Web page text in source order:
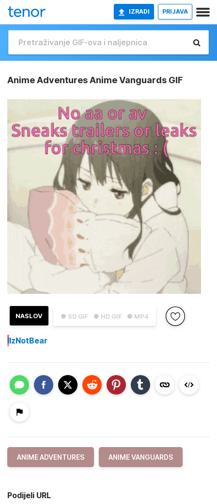
IZRADI PRIJAVA
Anime Adventures Anime Vanguards GIF
● SD GIF ● HD GIF ● MP4
NASLOV
IIzNotBear
ANIME ADVENTURES ANIME VANGUARDS
Podijeli URL